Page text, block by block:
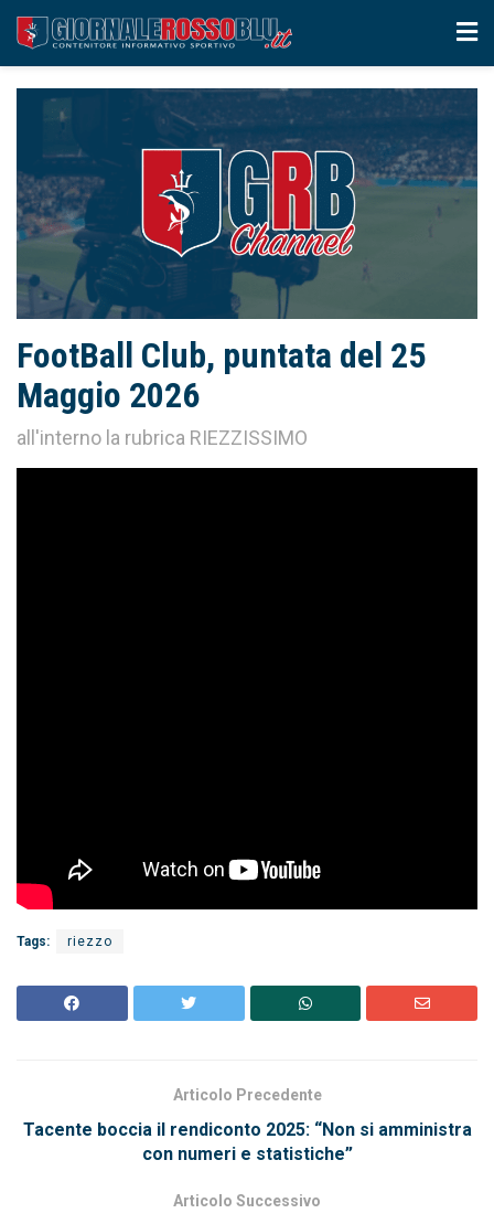
FootBall Club, puntata del 25
Maggio 2026
all'interno la rubrica RIEZZISSIMO
Tags: riezzo
Articolo Precedente
Tacente boccia il rendiconto 2025: “Non si amministra
con numeri e statistiche”
Articolo Successivo